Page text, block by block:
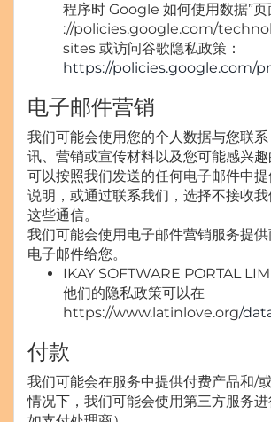
程序时 Google 如何使用数据”页
://policies.google.com/
sites 或访问谷歌隐私政策：
https://policies.google.com/
电子邮件营销
我们可能会使用您的个人数据与您联
讯、营销或宣传材料以及您可能感兴
可以按照我们发送的任何电子邮件中
说明，或通过联系我们，选择不接收
这些通信。
我们可能会使用电子邮件营销服务提
电子邮件给您。
IKAY SOFTWARE PORTAL
他们的隐私政策可以在
https://www.latinlove.org/
付款
我们可能会在服务中提供付费产品和/
情况下，我们可能会使用第三方服务